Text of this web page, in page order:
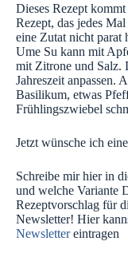
Dieses Rezept
Rezept, das jedes
eine Zutat nicht parat
Ume Su kann mit
mit Zitrone und Salz.
Jahreszeit anpassen.
Basilikum, etwas
Frühlingszwiebel
Jetzt wünsche ich
Schreibe mir hier in
und welche Variante
Rezeptvorschlag für
Newsletter! Hier
Newslettereintragen